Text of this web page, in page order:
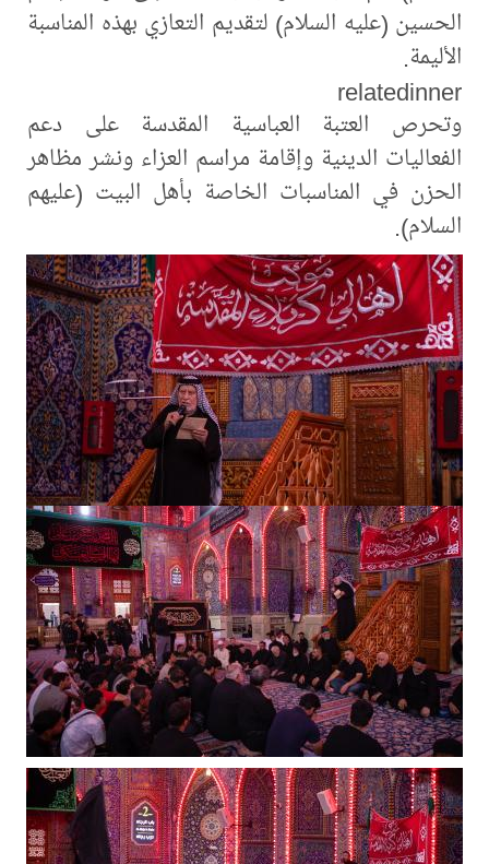
الحسين (عليه السلام) لتقديم التعازي بهذه المناسبة
الأليمة.
relatedinner
وتحرص العتبة العباسية المقدسة على دعم
الفعاليات الدينية وإقامة مراسم العزاء ونشر مظاهر
الحزن في المناسبات الخاصة بأهل البيت (عليهم
السلام).